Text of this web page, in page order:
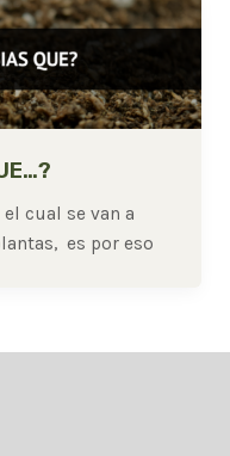
cual se van a
es por eso